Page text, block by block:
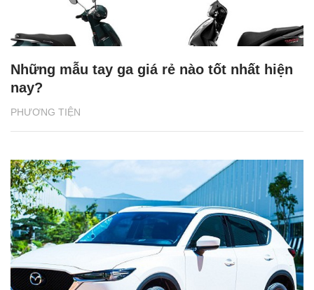
PHƯƠNG TIỆN
Những mẫu tay ga giá rẻ nào tốt nhất hiện
nay?